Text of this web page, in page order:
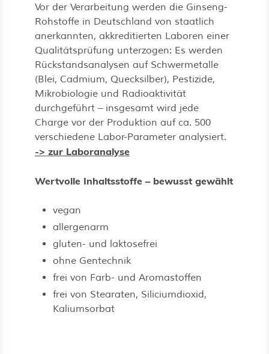
Vor der Verarbeitung werden die Ginseng-
Rohstoffe in Deutschland von staatlich
anerkannten, akkreditierten Laboren einer
Qualitätsprüfung unterzogen: Es werden
Rückstandsanalysen auf Schwermetalle
(Blei, Cadmium, Quecksilber), Pestizide,
Mikrobiologie und Radioaktivität
durchgeführt – insgesamt wird jede
Charge vor der Produktion auf ca. 500
verschiedene Labor-Parameter analysiert.
-> zur Laboranalyse
Wertvolle Inhaltsstoffe – bewusst gewählt
vegan
allergenarm
gluten- und laktosefrei
ohne Gentechnik
frei von Farb- und Aromastoffen
frei von Stearaten, Siliciumdioxid,
Kaliumsorbat